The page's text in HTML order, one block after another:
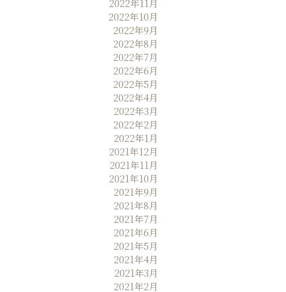
2022年11月
2022年10月
2022年9月
2022年8月
2022年7月
2022年6月
2022年5月
2022年4月
2022年3月
2022年2月
2022年1月
2021年12月
2021年11月
2021年10月
2021年9月
2021年8月
2021年7月
2021年6月
2021年5月
2021年4月
2021年3月
2021年2月